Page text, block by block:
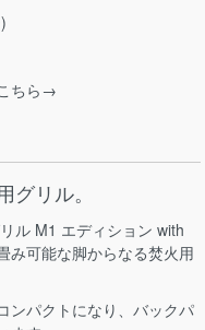
ちら→
リル。
ル M1 エディション with
み可能な脚からなる焚火用
ンパクトになり、バックパ